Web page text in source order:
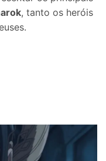
, tanto os heróis